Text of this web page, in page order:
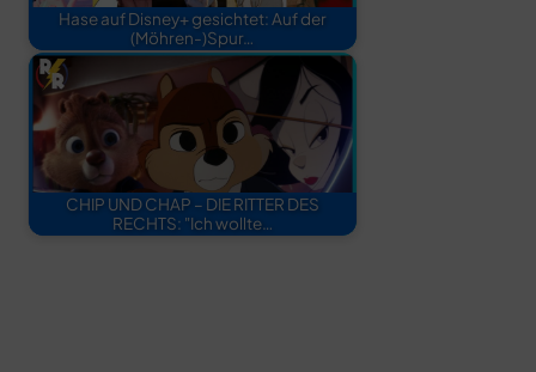
Hase auf Disney+ gesichtet: Auf der
(Möhren-)Spur…
CHIP UND CHAP – DIE RITTER DES
RECHTS: "Ich wollte…